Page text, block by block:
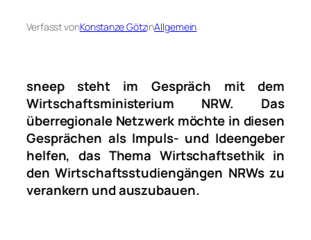
Verfasst vonKonstanze GötzinAllgemein
sneep steht im Gespräch mit dem
Wirtschaftsministerium NRW. Das
überregionale Netzwerk möchte in diesen
Gesprächen als Impuls- und Ideengeber
helfen, das Thema Wirtschaftsethik in
den Wirtschaftsstudiengängen NRWs zu
verankern und auszubauen.